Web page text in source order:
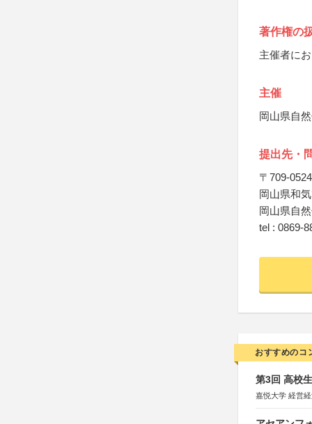
著作権の
主催者に
主催
岡山県自
提出先・
〒709-0524
岡山県和
岡山県自
tel : 0869-
おすすめのコ
第3回 高校
嘉悦大学 経営